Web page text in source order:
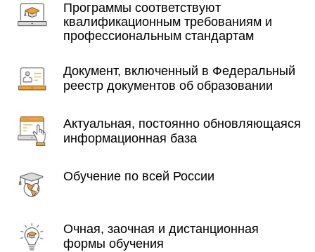
Программы соответствуют
квалификационным требованиям и
профессиональным стандартам
Документ, включенный в Федеральный
реестр документов об образовании
Актуальная, постоянно обновляющаяся
информационная база
Обучение по всей России
Очная, заочная и дистанционная
формы обучения